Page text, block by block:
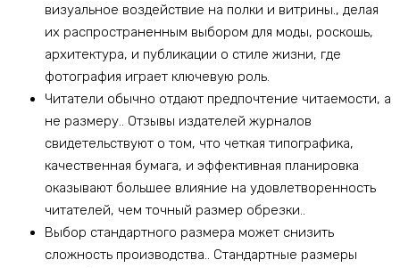
визуальное воздействие на полки и витрины., делая
их распространенным выбором для моды, роскошь,
архитектура, и публикации о стиле жизни, где
фотография играет ключевую роль.
Читатели обычно отдают предпочтение читаемости, а
не размеру.. Отзывы издателей журналов
свидетельствуют о том, что четкая типографика,
качественная бумага, и эффективная планировка
оказывают большее влияние на удовлетворенность
читателей, чем точный размер обрезки..
Выбор стандартного размера может снизить
сложность производства.. Стандартные размеры